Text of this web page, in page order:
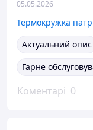
05.05.2026
Актуальний опис
Гарне
Коментарі 0